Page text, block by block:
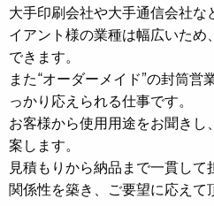
大手印刷会社や大手通信会社な
イアント様の業種は幅広いた
できます。
また“オーダーメイド”の封筒営
っかり応えられる仕事です。
お客様から使用用途をお聞きし
案します。
見積もりから納品まで一貫し
関係性を築き、ご要望に応えて